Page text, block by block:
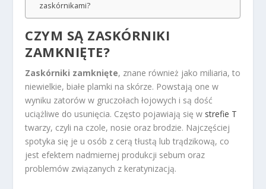
zaskórnikami?
CZYM SĄ ZASKÓRNIKI
ZAMKNIĘTE?
Zaskórniki zamknięte, znane również jako miliaria, to
niewielkie, białe plamki na skórze. Powstają one w
wyniku zatorów w gruczołach łojowych i są dość
uciążliwe do usunięcia. Często pojawiają się w strefie T
twarzy, czyli na czole, nosie oraz brodzie. Najczęściej
spotyka się je u osób z cerą tłustą lub trądzikową, co
jest efektem nadmiernej produkcji sebum oraz
problemów związanych z keratynizacją.